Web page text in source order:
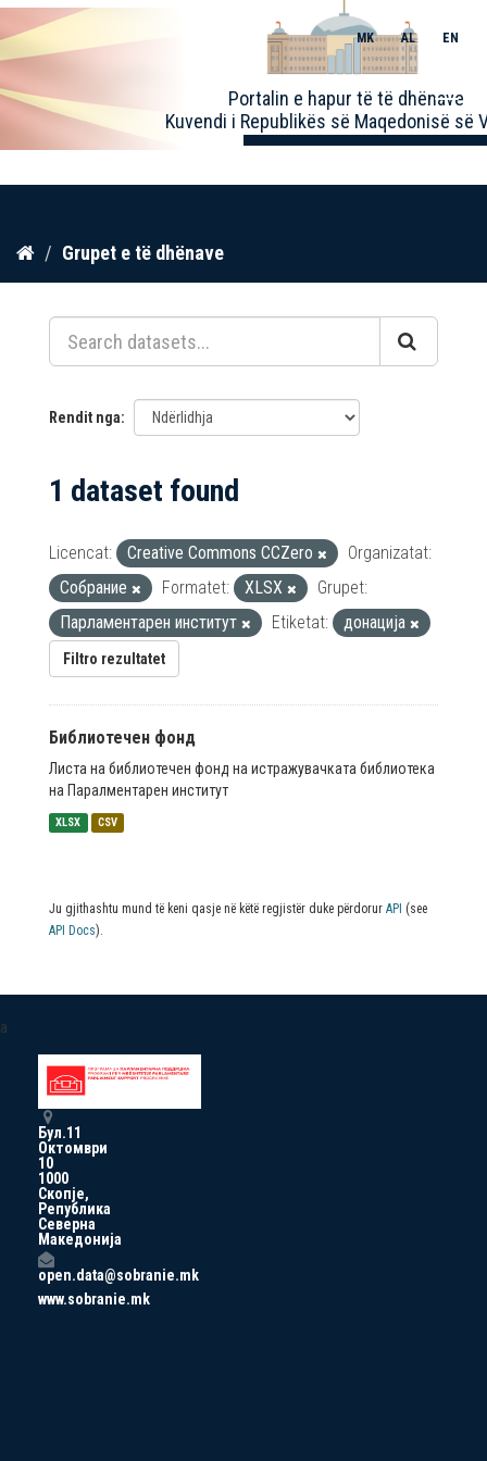
Kalo
përmbajtja
Portalin e hapur të të dhënave
Kuvendi i Republikës së Maqedonisë së
MK AL EN
Toggle
Grupet e të dhënave
Rendit nga
1 dataset found
Licencat: Creative Commons CCZero
Organizatat:
Собрание
Formatet: XLSX
Grupet:
Парламентарен институт
Etiketat: донација
Filtro rezultatet
Библиотечен фонд
Листа на библиотечен фонд на истражувачката библиотека
на Паралментарен институт
XLSX CSV
Ju gjithashtu mund të keni qasje në këtë regjistër duke përdorur API (see
API Docs).
a
Бул.11
Октомври
10
1000
Скопје,
Република
Северна
Македонија
open.data@sobranie.mk
www.sobranie.mk